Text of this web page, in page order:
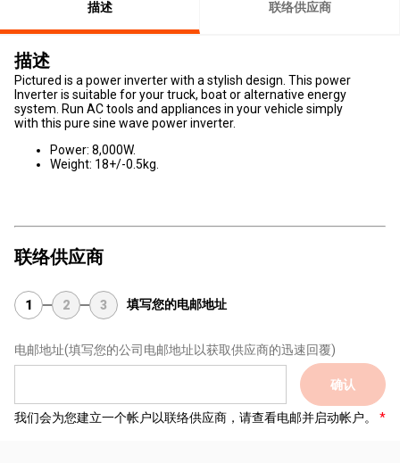
描述 联络供应商
描述
Pictured is a power inverter with a stylish design. This power
Inverter is suitable for your truck, boat or alternative energy
system. Run AC tools and appliances in your vehicle simply
with this pure sine wave power inverter.
Power: 8,000W.
Weight: 18+/-0.5kg.
联络供应商
1 2 3 填写您的电邮地址
电邮地址(填写您的公司电邮地址以获取供应商的迅速回覆)
确认
我们会为您建立一个帐户以联络供应商，请查看电邮并启动帐户。